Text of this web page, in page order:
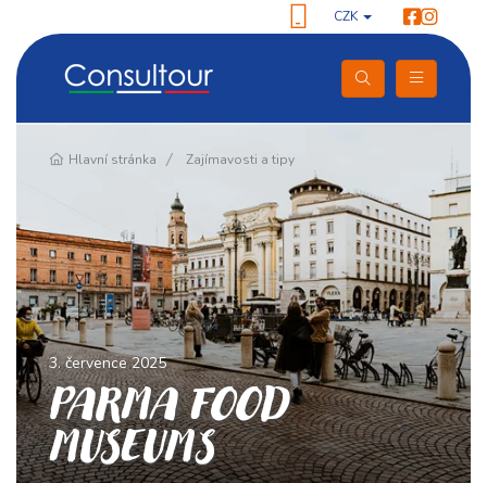
CZK
Hlavní stránka Zajímavosti a tipy
3. července 2025
PARMA FOOD
MUSEUMS